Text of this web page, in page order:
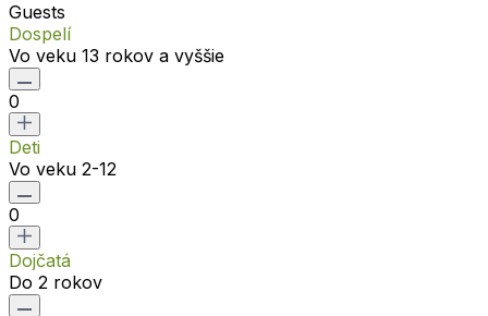
Guests
Dospelí
Vo veku 13 rokov a vyššie
0
Deti
Vo veku 2-12
0
Dojčatá
Do 2 rokov